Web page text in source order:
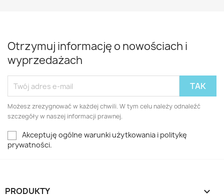
Otrzymuj informację o nowościach i
wyprzedażach
Możesz zrezygnować w każdej chwili. W tym celu należy odnaleźć
szczegóły w naszej informacji prawnej.
Akceptuję ogólne warunki użytkowania i politykę
prywatności.
PRODUKTY 